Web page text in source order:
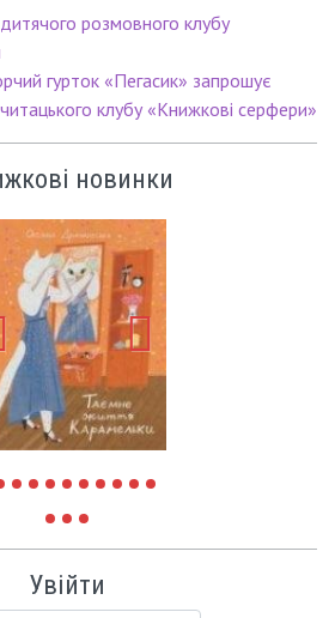
розмовного клубу
гурток «Пегасик» запрошує
клубу «Книжкові серфери»
новинки
Увійти